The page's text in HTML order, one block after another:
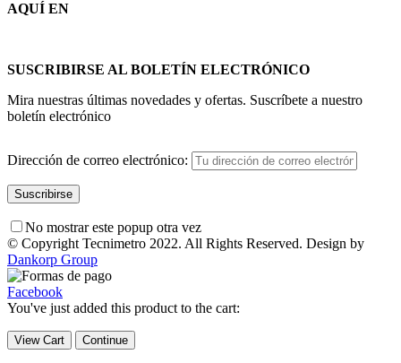
AQUÍ EN
SUSCRIBIRSE AL BOLETÍN ELECTRÓNICO
Mira nuestras últimas novedades y ofertas. Suscríbete a nuestro
boletín electrónico
Dirección de correo electrónico:
No mostrar este popup otra vez
© Copyright Tecnimetro 2022. All Rights Reserved. Design by
Dankorp Group
Facebook
You've just added this product to the cart:
View Cart Continue